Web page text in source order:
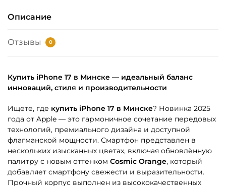
Описание
Отзывы 0
Купить iPhone 17 в Минске — идеальный баланс
инноваций, стиля и производительности
Ищете, где купить iPhone 17 в Минске? Новинка 2025
года от Apple — это гармоничное сочетание передовых
технологий, премиального дизайна и доступной
флагманской мощности. Смартфон представлен в
нескольких изысканных цветах, включая обновлённую
палитру с новым оттенком Cosmic Orange, который
добавляет смартфону свежести и выразительности.
Прочный корпус выполнен из высококачественных